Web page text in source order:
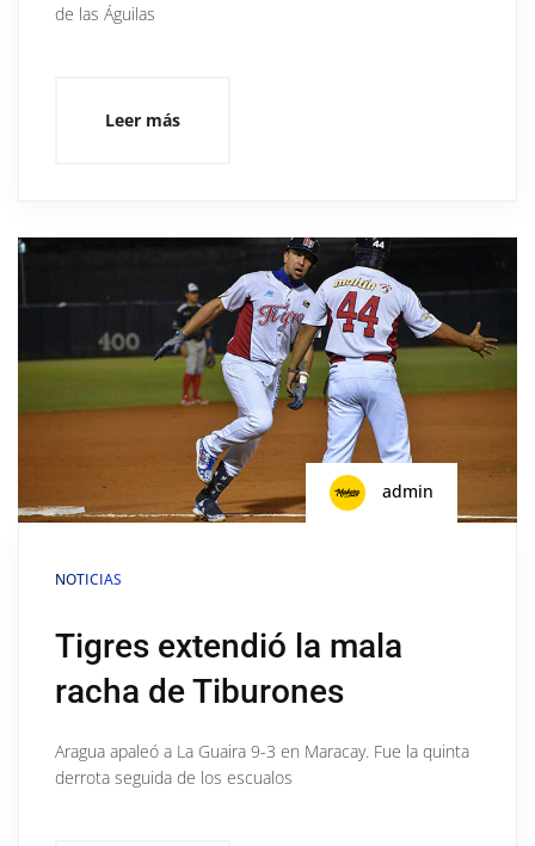
de las Águilas
Leer más
admin
NOTICIAS
Tigres extendió la mala
racha de Tiburones
Aragua apaleó a La Guaira 9-3 en Maracay. Fue la quinta
derrota seguida de los escualos